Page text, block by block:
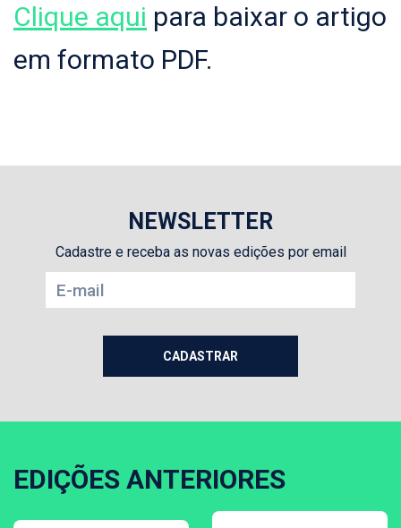
Clique aqui para baixar o artigo
em formato PDF.
NEWSLETTER
Cadastre e receba as novas edições por email
EDIÇÕES ANTERIORES